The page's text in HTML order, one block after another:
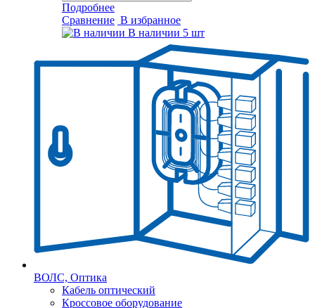
Подробнее
Сравнение В избранное
В наличии 5 шт
ВОЛС, Оптика
Кабель оптический
Кроссовое оборудование